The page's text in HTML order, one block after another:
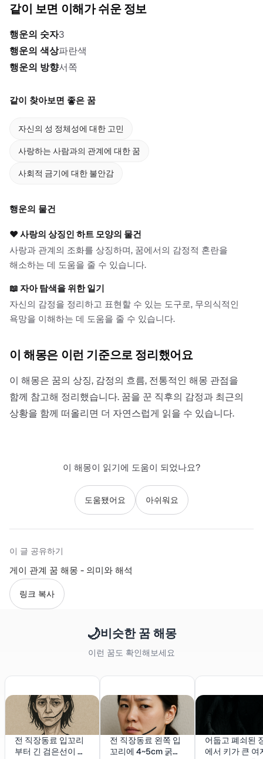
같이 보면 이해가 쉬운 정보
행운의 숫자3
행운의 색상파란색
행운의 방향서쪽
같이 찾아보면 좋은 꿈
자신의 성 정체성에 대한 고민
사랑하는 사람과의 관계에 대한 꿈
사회적 금기에 대한 불안감
행운의 물건
❤️ 사랑의 상징인 하트 모양의 물건
사랑과 관계의 조화를 상징하며, 꿈에서의 감정적 혼란을
해소하는 데 도움을 줄 수 있습니다.
📖 자아 탐색을 위한 일기
자신의 감정을 정리하고 표현할 수 있는 도구로, 무의식적인
욕망을 이해하는 데 도움을 줄 수 있습니다.
이 해몽은 이런 기준으로 정리했어요
이 해몽은 꿈의 상징, 감정의 흐름, 전통적인 해몽 관점을
함께 참고해 정리했습니다. 꿈을 꾼 직후의 감정과 최근의
상황을 함께 떠올리면 더 자연스럽게 읽을 수 있습니다.
이 해몽이 읽기에 도움이 되었나요?
도움됐어요 아쉬워요
이 글 공유하기
게이 관계 꿈 해몽 - 의미와 해석
링크 복사
🌙비슷한 꿈 해몽
이런 꿈도 확인해보세요
전 직장동료 입꼬리
부터 긴 검은선이 있
전 직장동료 왼쪽 입
꼬리에 4~5cm 굵고
어둡고 폐쇠된
에서 키가 큰 여